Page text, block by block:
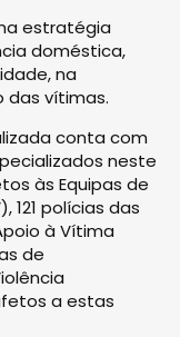
estratégia
doméstica,
na
das vítimas.
conta com
neste
às Equipas de
121 polícias das
à Vítima
de
a estas